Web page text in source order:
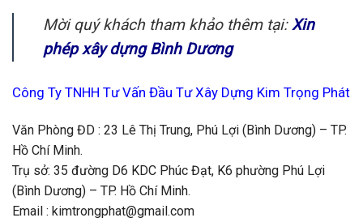
Mời quý khách tham khảo thêm tại:Xin
phép xây dựng Bình Dương
Công Ty TNHH Tư Vấn Đầu Tư Xây Dựng Kim Trọng Phát
Văn Phòng ĐD : 23 Lê Thị Trung, Phú Lợi (Bình Dương) – TP.
Hồ Chí Minh.
Trụ sở: 35 đường D6 KDC Phúc Đạt, K6 phường Phú Lợi
(Bình Dương) – TP. Hồ Chí Minh.
Email : kimtrongphat@gmail.com